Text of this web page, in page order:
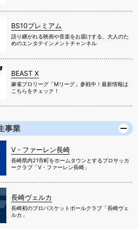
BS10プレミアム
語り継がれる映画や音楽をお届けする、大人のた
めのエンタテインメントチャンネル
BEAST X
麻雀プロリーグ「Mリーグ」参戦中！最新情報は
こちらをチェック！
事業
V・ファーレン長崎
長崎県内21市町をホームタウンとするプロサッカ
ークラブ「V・ファーレン長崎」
長崎ヴェルカ
長崎初のプロバスケットボールクラブ「長崎ヴェ
ルカ」